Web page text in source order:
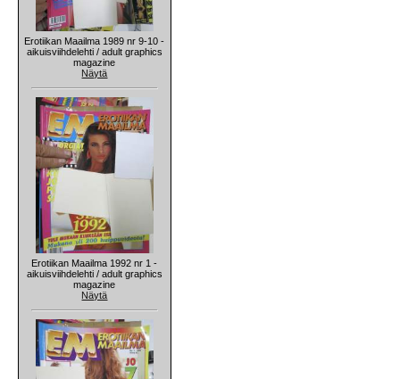
Erotiikan Maailma 1989 nr 9-10 -
aikuisviihdelehti / adult graphics
magazine
Näytä
Erotiikan Maailma 1992 nr 1 -
aikuisviihdelehti / adult graphics
magazine
Näytä